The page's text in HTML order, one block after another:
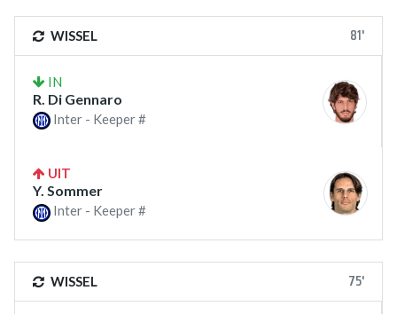
WISSEL 81'
IN
R. Di Gennaro
Inter - Keeper #
UIT
Y. Sommer
Inter - Keeper #
WISSEL 75'